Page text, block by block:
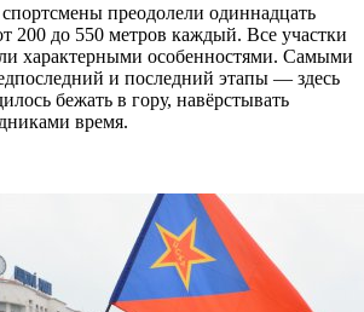
преодолели одиннадцать
200 до 550 метров каждый. Все участки
характерными особенностями. Самыми
и последний этапы — здесь
бежать в гору, навёрстывать
время.